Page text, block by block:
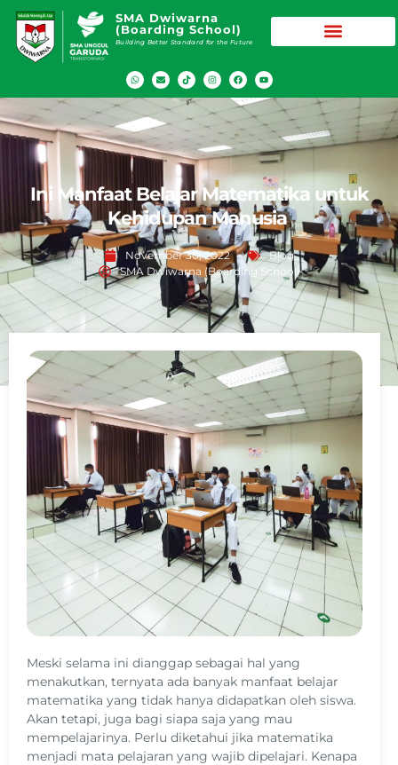
SMA Dwiwarna
(Boarding School)
Building Better Standard for the Future
Ini Manfaat Belajar Matematika untuk
Kehidupan Manusia
November 30, 2022
Blog
SMA Dwiwarna (Boarding School)
Meski selama ini dianggap sebagai hal yang
menakutkan, ternyata ada banyak manfaat belajar
matematika yang tidak hanya didapatkan oleh siswa.
Akan tetapi, juga bagi siapa saja yang mau
mempelajarinya. Perlu diketahui jika matematika
menjadi mata pelajaran yang wajib dipelajari. Kenapa